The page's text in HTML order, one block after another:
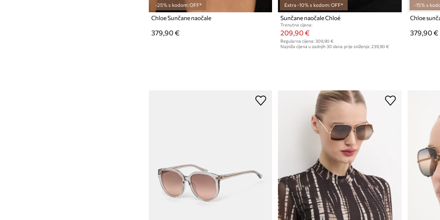
-25% s kodom: OFF*
Chloe Sunčane naočale
379,90 €
Extra -10% s kodom: OFF*
Sunčane naočale Chloé
Trenutna cijena:
209,90 €
Regularna cijena: 309,90 €
Najniža cijena u zadnjih 30 dana prije sniženja: 239,90 €
-15% s
Chloe
379,90 €